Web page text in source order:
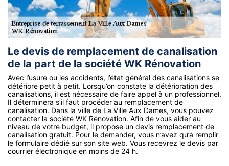
Le devis de remplacement de canalisation
de la part de la société WK Rénovation
Avec l’usure ou les accidents, l’état général des canalisations se
détériore petit à petit. Lorsqu’on constate la détérioration des
canalisations, il est nécessaire de faire appel à un professionnel.
Il déterminera s’il faut procéder au remplacement de
canalisation. Dans la ville de La Ville Aux Dames, vous pouvez
contacter la société WK Rénovation. Afin de vous aider au
niveau de votre budget, il propose un devis remplacement de
canalisation gratuit. Pour le demander, vous n’avez qu’à remplir
le formulaire dédié sur son site web. Vous recevrez le devis par
courrier électronique en moins de 24 h.